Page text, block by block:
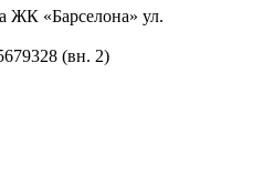
ЖК «Барселона» ул.
(вн. 2)